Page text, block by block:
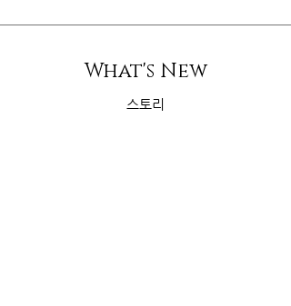
What's New
스토리